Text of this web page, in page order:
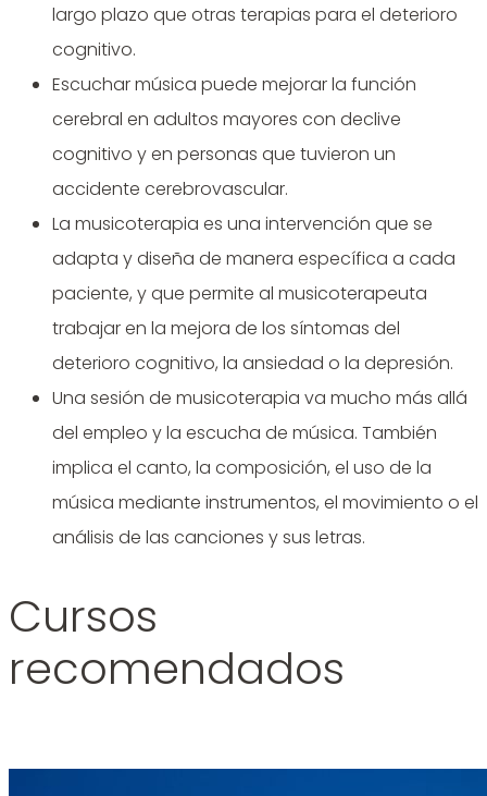
largo plazo que otras terapias para el deterioro
cognitivo.
Escuchar música puede mejorar la función
cerebral en adultos mayores con declive
cognitivo y en personas que tuvieron un
accidente cerebrovascular.
La musicoterapia es una intervención que se
adapta y diseña de manera específica a cada
paciente, y que permite al musicoterapeuta
trabajar en la mejora de los síntomas del
deterioro cognitivo, la ansiedad o la depresión.
Una sesión de musicoterapia va mucho más allá
del empleo y la escucha de música. También
implica el canto, la composición, el uso de la
música mediante instrumentos, el movimiento o el
análisis de las canciones y sus letras.
Cursos
recomendados